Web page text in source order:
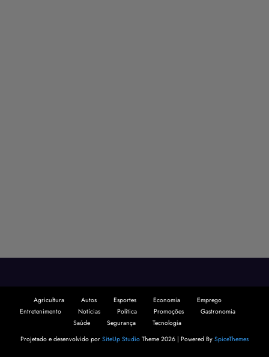
Agricultura Autos Esportes Economia
Emprego
Notícias Política Promoções
Saúde
Segurança
Tecnologia